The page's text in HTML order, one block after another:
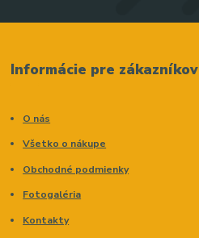
Informácie pre zákazníkov
O nás
Všetko o nákupe
Obchodné podmienky
Fotogaléria
Kontakty